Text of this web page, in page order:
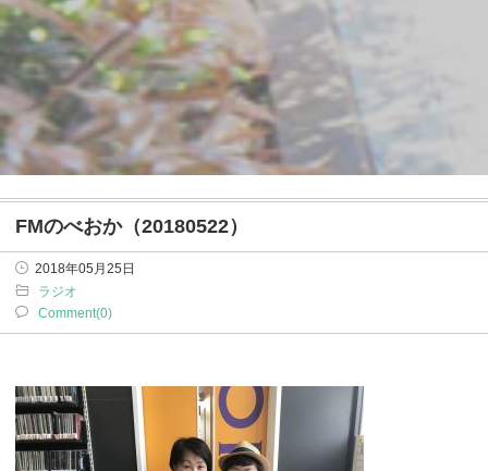
FMのべおか（20180522）
2018年05月25日
ラジオ
Comment(0)